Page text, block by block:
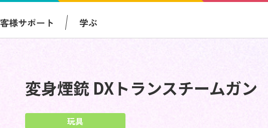
様サポート 学ぶ
変身煙銃 DXトランスチームガン
玩具